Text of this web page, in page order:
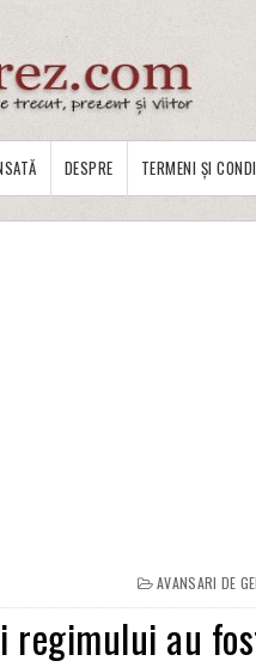
DESPRE TERMENI ȘI
AVANSARI DE
regimului au